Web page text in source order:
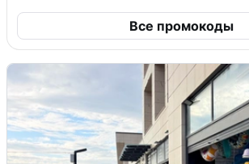
Все промокоды